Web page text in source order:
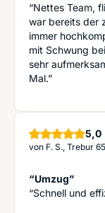
“Nettes Team,
war bereits der
immer
mit Schwung
sehr
Mal.”
5,0
von F. S., Trebur
“Umzug”
“Schnell und